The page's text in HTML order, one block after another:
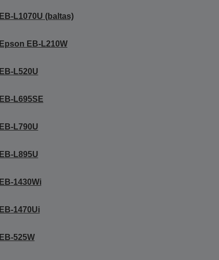
EB-L1070U (baltas)
Epson EB-L210W
EB-L520U
EB-L695SE
EB-L790U
EB-L895U
EB-1430Wi
EB-1470Ui
EB-525W